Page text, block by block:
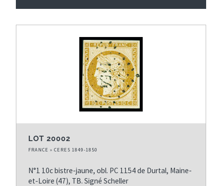
LOT 20002
FRANCE » CERES 1849-1850
N°1 10c bistre-jaune, obl. PC 1154 de Durtal, Maine-
et-Loire (47), TB. Signé Scheller